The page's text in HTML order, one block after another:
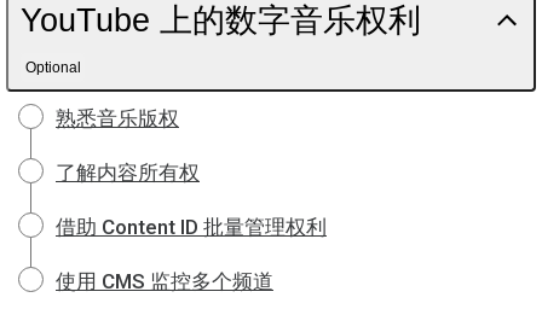
YouTube 上的数字音乐权利
Optional
熟悉音乐版权
了解内容所有权
借助 Content ID 批量管理权利
使用 CMS 监控多个频道